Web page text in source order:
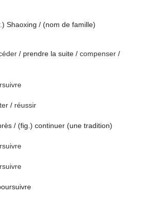
Shaoxing / (nom de famille)
/ prendre la suite / compenser /
/ réussir
/ (fig.) continuer (une tradition)